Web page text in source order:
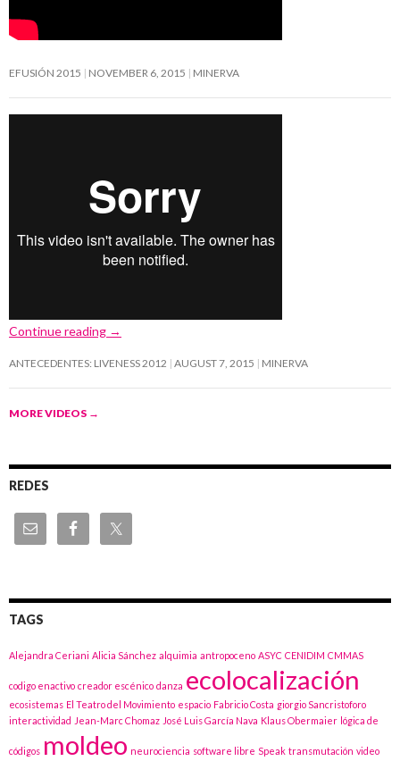
EFUSIÓN 2015 NOVEMBER 6, 2015 MINERVA
Continue reading →
ANTECEDENTES: LIVENESS 2012 AUGUST 7, 2015 MINERVA
MORE VIDEOS →
REDES
TAGS
Alejandra Ceriani Alicia Sánchez alquimia antropoceno ASYC CENIDIM CMMAS
codigo enactivo creador escénico danza ecolocalización
ecosistemas El Teatro del Movimiento espacio Fabricio Costa giorgio Sancristoforo
interactividad Jean-Marc Chomaz José Luis García Nava Klaus Obermaier lógica de
códigos moldeo neurociencia software libre Speak transmutación video